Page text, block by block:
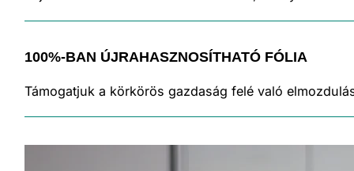
100%-BAN ÚJRAHASZNOSÍTHATÓ FÓLIA
Támogatjuk a körkörös gazdaság felé való